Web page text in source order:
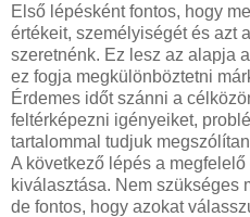
Első lépésként fontos, hogy
értékeit, személyiségét és azt
szeretnénk. Ez lesz az alapja
ez fogja megkülönböztetni
Érdemes időt szánni a
feltérképezni igényeiket,
tartalommal tudjuk
A következő lépés a
kiválasztása. Nem szükséges
de fontos, hogy azokat